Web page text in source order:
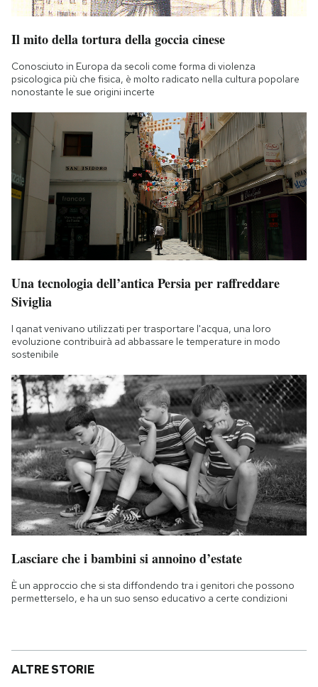
Il mito della tortura della goccia cinese
Conosciuto in Europa da secoli come forma di violenza
psicologica più che fisica, è molto radicato nella cultura popolare
nonostante le sue origini incerte
Una tecnologia dell’antica Persia per raffreddare
Siviglia
I qanat venivano utilizzati per trasportare l'acqua, una loro
evoluzione contribuirà ad abbassare le temperature in modo
sostenibile
Lasciare che i bambini si annoino d’estate
È un approccio che si sta diffondendo tra i genitori che possono
permetterselo, e ha un suo senso educativo a certe condizioni
ALTRE STORIE